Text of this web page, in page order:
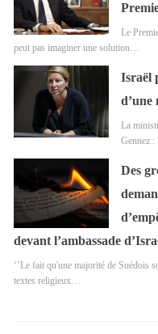
Le
peut pas imaginer une solution…
Israël
d’une
La
Gennez
Des
devant l’ambassade
‘’Le fait qu'une majorité de Suédois
textes religieux…